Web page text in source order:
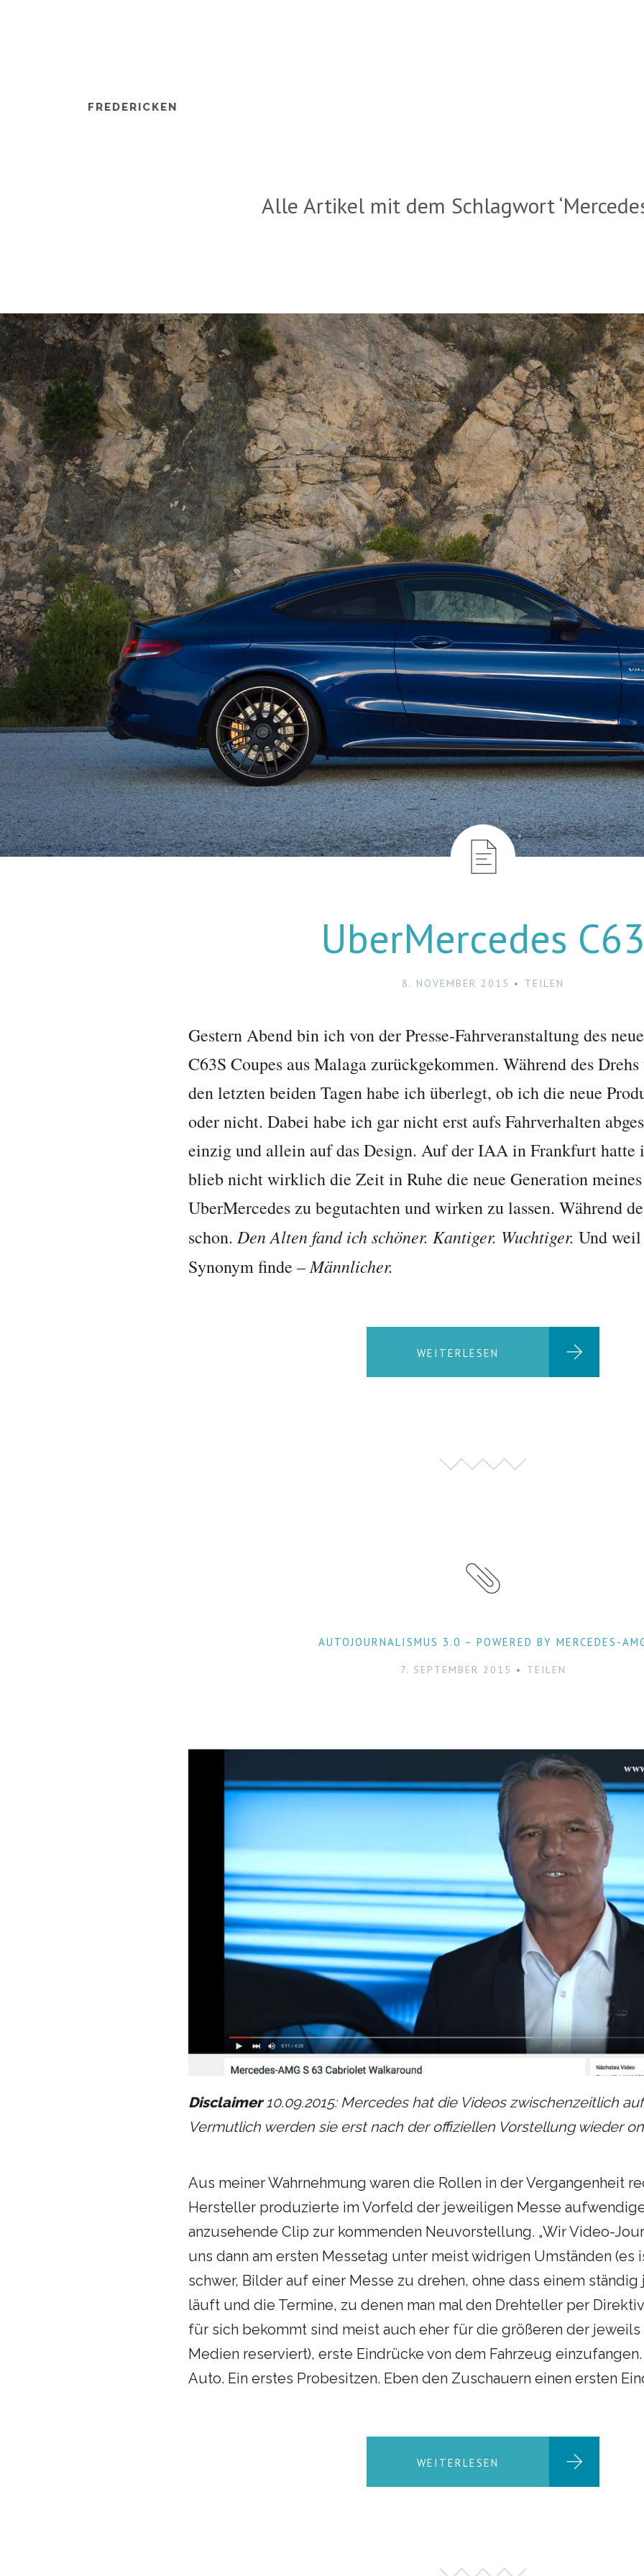
FREDERICKEN
Alle Artikel mit dem Schlagwort ‘
UberMercedes
8. NOVEMBER 2015 TEILEN
Gestern Abend bin ich von der Presse-Fahrveranstaltung des
C63S Coupes aus Malaga zurückgekommen. Während des Drehs
den letzten beiden Tagen habe ich überlegt, ob ich die neue
oder nicht. Dabei habe ich gar nicht erst aufs Fahrverhalten
einzig und allein auf das Design. Auf der IAA in Frankfurt hatte
blieb nicht wirklich die Zeit in Ruhe die neue Generation
UberMercedes zu begutachten und wirken zu lassen. Während
schon. Den Alten fand ich schöner. Kantiger. Wuchtiger. Und weil
Synonym finde –Männlicher.
WEITERLESEN
AUTOJOURNALISMUS 3.0 – POWERED BY MERCEDES-
7. SEPTEMBER 2015 TEILEN
Disclaimer10.09.2015: Mercedes hat die Videos zwischenzeitlich
Vermutlich werden sie erst nach der offiziellen Vorstellung wieder
Aus meiner Wahrnehmung waren die Rollen in der Vergangenheit
Hersteller produzierte im Vorfeld der jeweiligen Messe
anzusehende Clip zur kommenden Neuvorstellung. „Wir Video-
uns dann am ersten Messetag unter meist widrigen Umständen (es
schwer, Bilder auf einer Messe zu drehen, ohne dass einem
läuft und die Termine, zu denen man mal den Drehteller per
für sich bekommt sind meist auch eher für die größeren der jeweils
Medien reserviert), erste Eindrücke von dem Fahrzeug
Auto. Ein erstes Probesitzen. Eben den Zuschauern einen ersten
WEITERLESEN